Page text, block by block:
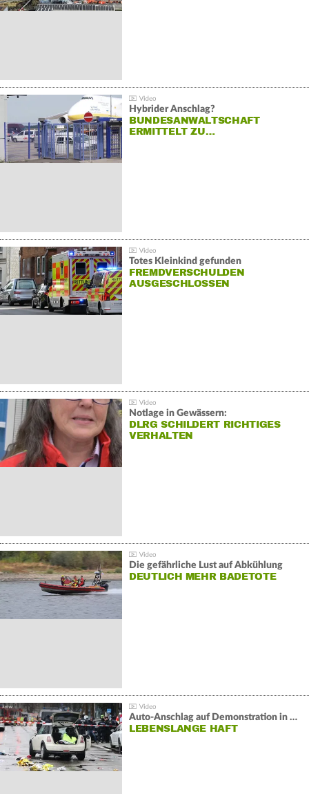
Hybrider Anschlag?
BUNDESANWALTSCHAFT
ERMITTELT ZU…
Totes Kleinkind gefunden
FREMDVERSCHULDEN
AUSGESCHLOSSEN
Notlage in Gewässern:
DLRG SCHILDERT RICHTIGES
VERHALTEN
Die gefährliche Lust auf Abkühlung
DEUTLICH MEHR BADETOTE
Auto-Anschlag auf Demonstration in München:
LEBENSLANGE HAFT